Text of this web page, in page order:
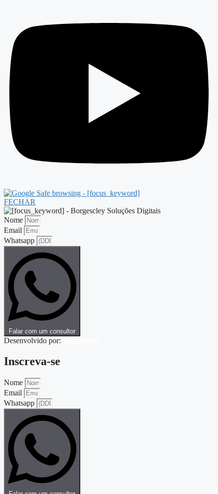
FECHAR
Nome
Email
Whatsapp
Falar com um consultor
Desenvolvido por:
Inscreva-se
Nome
Email
Whatsapp